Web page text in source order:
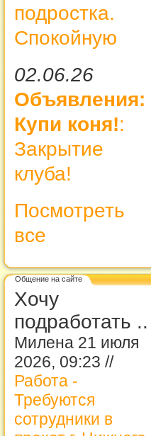
подростка.
Спокойную
02.06.26
Объявления:
Купи коня!:
Закрытие
клуба!
Посмотреть
все
Общение на сайте
Хочу
подработать ..
Милена 21 июля
2026, 09:23 //
Работа -
Требуются
сотрудники в